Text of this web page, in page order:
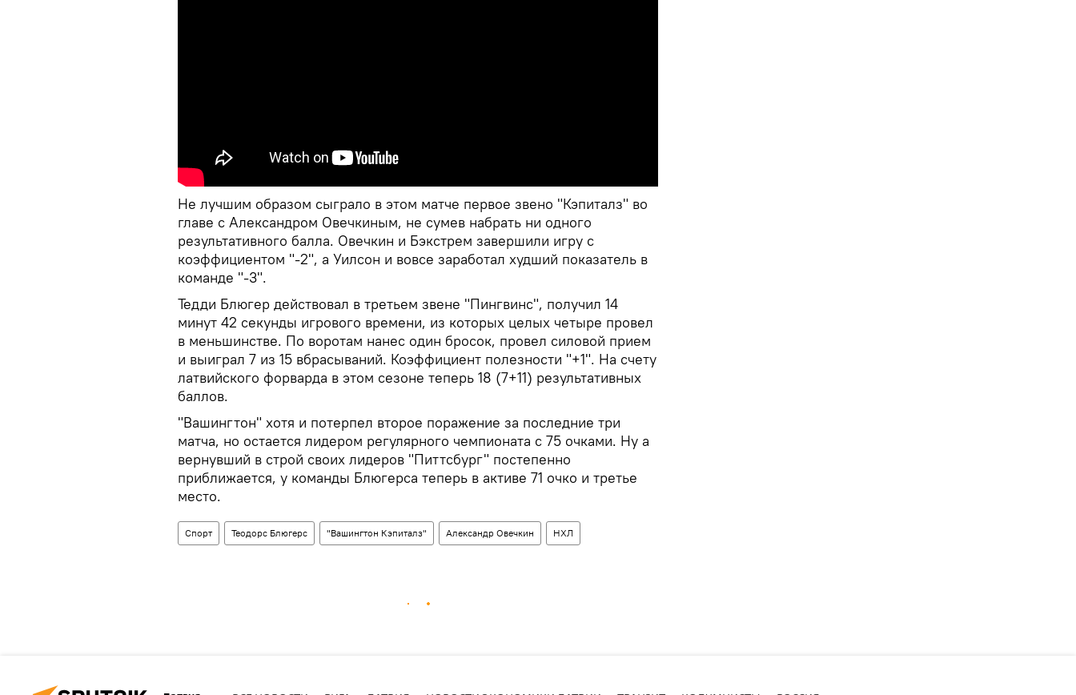
Не лучшим образом сыграло в этом матче первое звено "Кэпиталз" во
главе с Александром Овечкиным, не сумев набрать ни одного
результативного балла. Овечкин и Бэкстрем завершили игру с
коэффициентом "-2", а Уилсон и вовсе заработал худший показатель в
команде "-3".
Тедди Блюгер действовал в третьем звене "Пингвинс", получил 14
минут 42 секунды игрового времени, из которых целых четыре провел
в меньшинстве. По воротам нанес один бросок, провел силовой прием
и выиграл 7 из 15 вбрасываний. Коэффициент полезности "+1". На счету
латвийского форварда в этом сезоне теперь 18 (7+11) результативных
баллов.
"Вашингтон" хотя и потерпел второе поражение за последние три
матча, но остается лидером регулярного чемпионата с 75 очками. Ну а
вернувший в строй своих лидеров "Питтсбург" постепенно
приближается, у команды Блюгерса теперь в активе 71 очко и третье
место.
Спорт Теодорс Блюгерс "Вашингтон Кэпиталз" Александр Овечкин НХЛ